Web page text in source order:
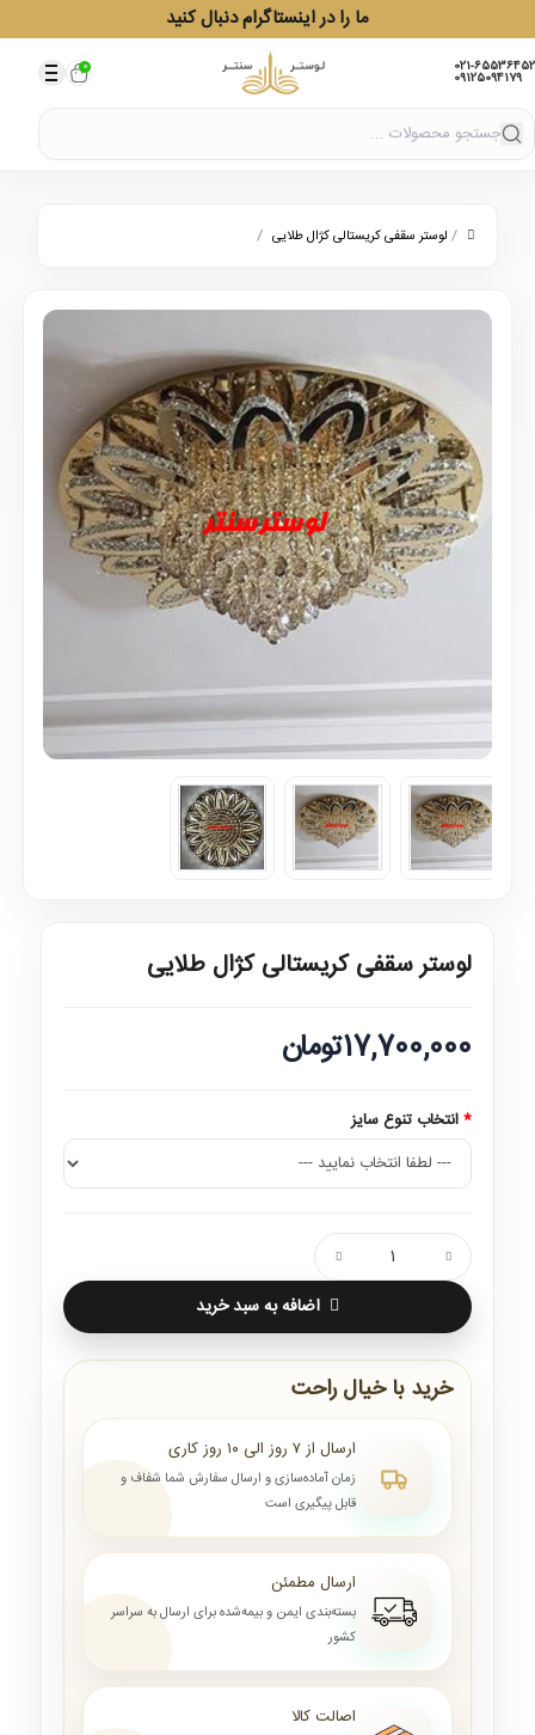
ما را در اینستاگرام دنبال کنید
021-65536452
09125094179
0
/ لوستر سقفی کریستالی کژال طلایی /
لوستر سقفی کریستالی کژال طلایی
17,700,000تومان
انتخاب تنوع سایز
اضافه به سبد خرید
خرید با خیال راحت
ارسال از ۷ روز الی ۱۰ روز کاری
زمان آماده‌سازی و ارسال سفارش شما شفاف و
قابل پیگیری است
ارسال مطمئن
بسته‌بندی ایمن و بیمه‌شده برای ارسال به سراسر
کشور
اصالت کالا